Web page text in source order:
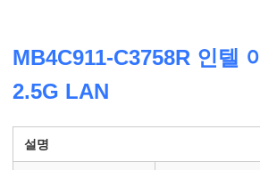
MB4C911-C3758R 인텔
2.5G LAN
설명